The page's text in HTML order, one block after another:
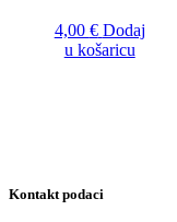
4,00 € Dodaj
u košaricu
Kontakt podaci